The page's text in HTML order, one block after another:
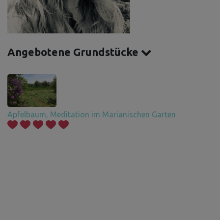
Angebotene Grundstücke
Apfelbaum, Meditation im Marianischen Garten